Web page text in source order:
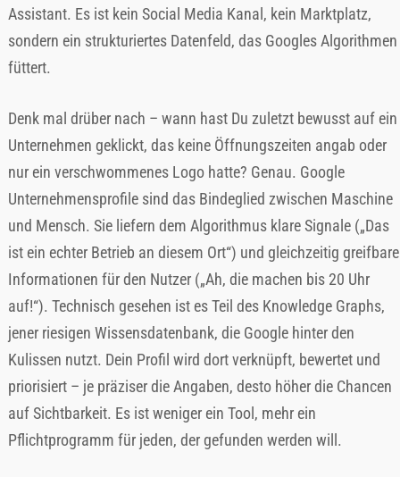
Assistant. Es ist kein Social Media Kanal, kein Marktplatz,
sondern ein strukturiertes Datenfeld, das Googles Algorithmen
füttert.
Denk mal drüber nach – wann hast Du zuletzt bewusst auf ein
Unternehmen geklickt, das keine Öffnungszeiten angab oder
nur ein verschwommenes Logo hatte? Genau. Google
Unternehmensprofile sind das Bindeglied zwischen Maschine
und Mensch. Sie liefern dem Algorithmus klare Signale („Das
ist ein echter Betrieb an diesem Ort“) und gleichzeitig greifbare
Informationen für den Nutzer („Ah, die machen bis 20 Uhr
auf!“). Technisch gesehen ist es Teil des Knowledge Graphs,
jener riesigen Wissensdatenbank, die Google hinter den
Kulissen nutzt. Dein Profil wird dort verknüpft, bewertet und
priorisiert – je präziser die Angaben, desto höher die Chancen
auf Sichtbarkeit. Es ist weniger ein Tool, mehr ein
Pflichtprogramm für jeden, der gefunden werden will.